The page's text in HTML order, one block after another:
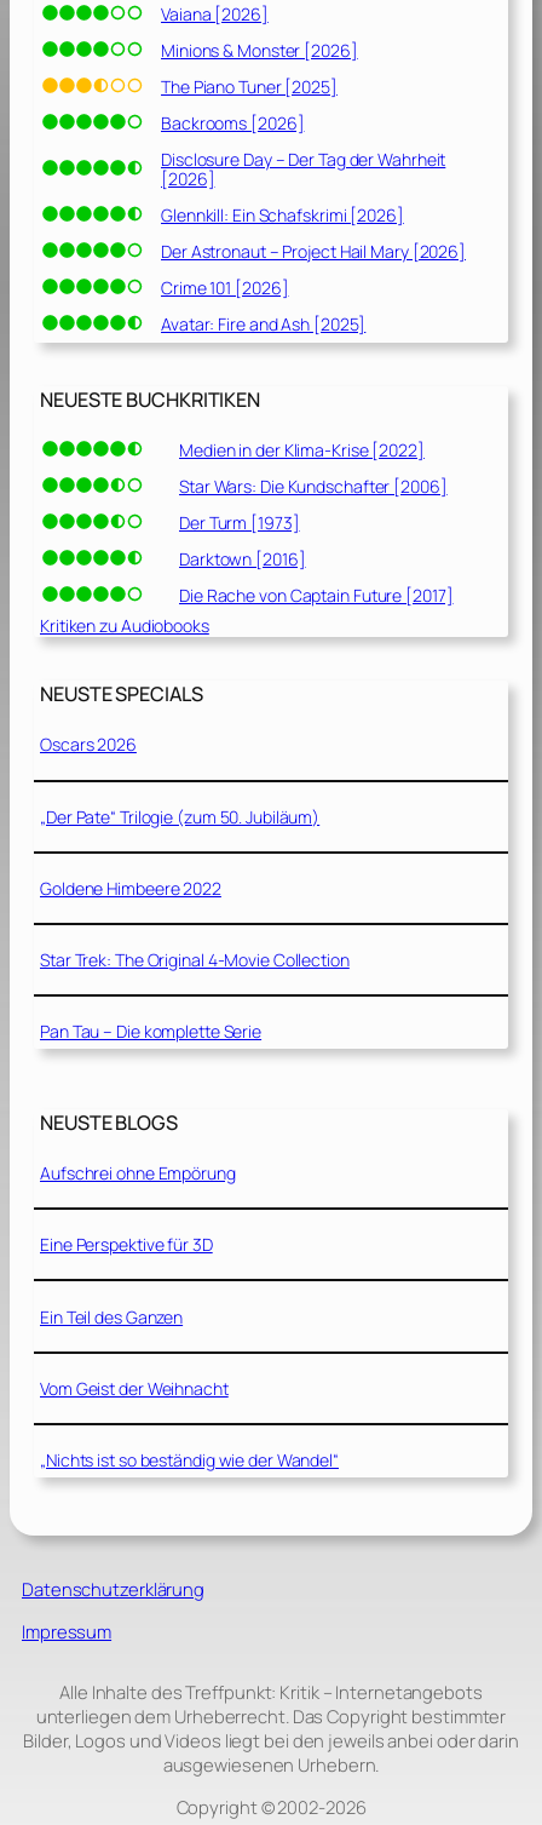
Vaiana [2026]
Minions & Monster [2026]
The Piano Tuner [2025]
Backrooms [2026]
Disclosure Day – Der Tag der Wahrheit
[2026]
Glennkill: Ein Schafskrimi [2026]
Der Astronaut – Project Hail Mary [2026]
Crime 101 [2026]
Avatar: Fire and Ash [2025]
NEUESTE BUCHKRITIKEN
Medien in der Klima-Krise [2022]
Star Wars: Die Kundschafter [2006]
Der Turm [1973]
Darktown [2016]
Die Rache von Captain Future [2017]
Kritiken zu Audiobooks
NEUSTE SPECIALS
Oscars 2026
„Der Pate“ Trilogie (zum 50. Jubiläum)
Goldene Himbeere 2022
Star Trek: The Original 4-Movie Collection
Pan Tau – Die komplette Serie
NEUSTE BLOGS
Aufschrei ohne Empörung
Eine Perspektive für 3D
Ein Teil des Ganzen
Vom Geist der Weihnacht
„Nichts ist so beständig wie der Wandel“
Datenschutzerklärung
Impressum
Alle Inhalte des Treffpunkt: Kritik – Internetangebots
unterliegen dem Urheberrecht. Das Copyright bestimmter
Bilder, Logos und Videos liegt bei den jeweils anbei oder darin
ausgewiesenen Urhebern.
Copyright © 2002‑2026